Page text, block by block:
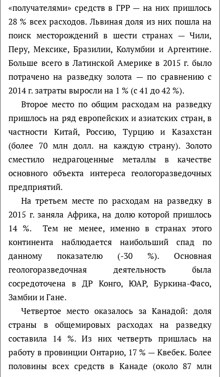
«получателями» средств в ГРР — на них пришлось
28 % всех расходов. Львиная доля из них пошла на
поиск месторождений в шести странах — Чили,
Перу, Мексике, Бразилии, Колумбии и Аргентине.
Больше всего в Латинской Америке в 2015 г. было
потрачено на разведку золота — по сравнению с
2014 г. затраты выросли на 1 % (с 41 до 42 %).
Второе место по общим расходам на разведку
пришлось на ряд европейских и азиатских стран, в
частности Китай, Россию, Турцию и Казахстан
(более 70 млн долл. на каждую страну). Золото
сместило недрагоценные металлы в качестве
основного объекта интереса геологоразведочных
предприятий.
На третьем месте по расходам на разведку в
2015 г. заняла Африка, на долю которой пришлось
14 %. Тем не менее, именно в странах этого
континента наблюдается наибольший спад по
данному показателю (-30 %). Основная
геологоразведочная деятельность была
сосредоточена в ДР Конго, ЮАР, Буркина-Фасо,
Замбии и Гане.
Четвертое место оказалось за Канадой: доля
страны в общемировых расходах на разведку
составила 14 %. Из них четверть пришлась на
работу в провинции Онтарио, 17 % — Квебек. Более
половины всех средств в Канаде (около 87 млн